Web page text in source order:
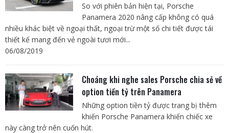
So với phiên bản hiện tại, Porsche
Panamera 2020 nâng cấp không có quá
nhiều khác biệt về ngoại thất, ngoại trừ một số chi tiết được tái
thiết kế mang đến vẻ ngoài tươi mới...
06/08/2019
Choáng khi nghe sales Porsche chia sẻ về
option tiền tỷ trên Panamera
Những option tiền tỷ được trang bị thêm
khiến Porsche Panamera khiến chiếc xe
này càng trở nên cuốn hút.